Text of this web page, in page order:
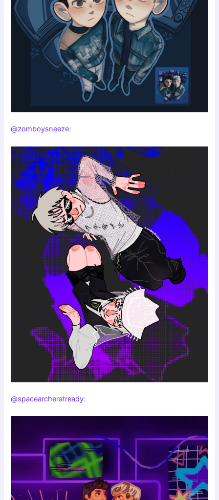
@zomboysneeze:
@spacearcheratready: